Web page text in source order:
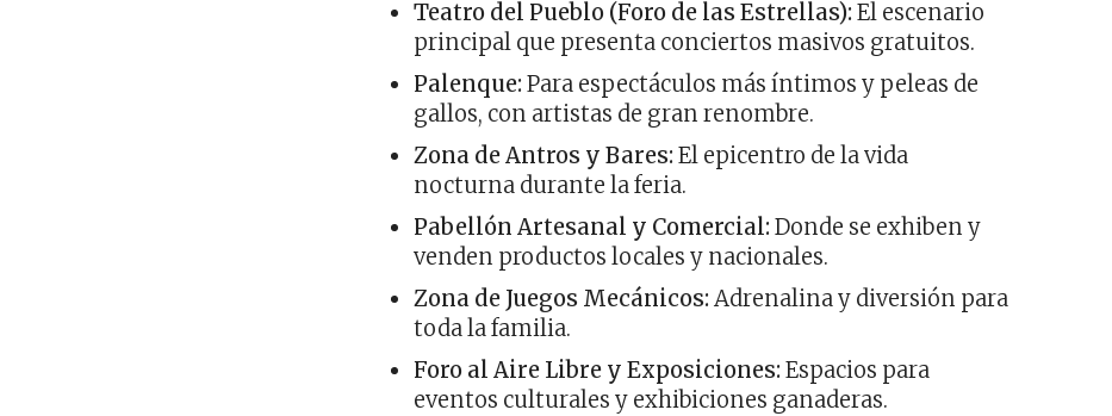
Teatro del Pueblo (Foro de las Estrellas): El escenario
principal que presenta conciertos masivos gratuitos.
Palenque: Para espectáculos más íntimos y peleas de
gallos, con artistas de gran renombre.
Zona de Antros y Bares: El epicentro de la vida
nocturna durante la feria.
Pabellón Artesanal y Comercial: Donde se exhiben y
venden productos locales y nacionales.
Zona de Juegos Mecánicos: Adrenalina y diversión para
toda la familia.
Foro al Aire Libre y Exposiciones: Espacios para
eventos culturales y exhibiciones ganaderas.